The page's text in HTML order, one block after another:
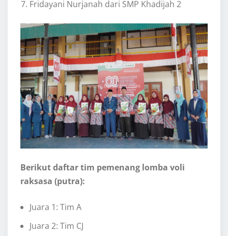
Fridayani Nurjanah dari SMP Khadijah 2
Berikut daftar tim pemenang lomba voli
raksasa (putra):
Juara 1: Tim A
Juara 2: Tim CJ